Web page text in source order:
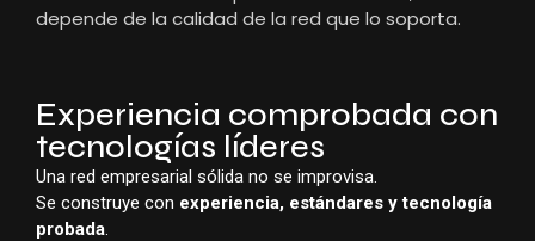
depende de la calidad de la red que lo soporta.
Experiencia comprobada con
tecnologías líderes
Una red empresarial sólida no se improvisa.
Se construye con experiencia, estándares y tecnología
probada.